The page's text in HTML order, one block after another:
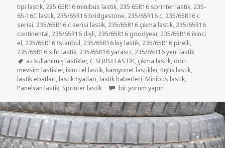
tipi lastik, 235 65R16 minibüs lastik, 235 65R16 sprinter lastik, 235-
65-16C lastik, 235/65R16 bridgestone, 235/65R16 c, 235/65R16 c
serisi, 235/65R16 c serisi lastik, 235/65R16 çıkma lastik, 235/65R16
continental, 235/65R16 dişli, 235/65R16 goodyear, 235/65R16 ikinci
el, 235/65R16 İstanbul, 235/65R16 kış lastik, 235/65R16 pirelli,
235/65R16 sıfır lastik, 235/65R16 yarasız, 235/65R16 yeni lastik
Etiketler
az kullanılmış lastikler, C SERİSİ LASTİK, çıkma lastik, dört
mevsim lastikler, ikinci el lastik, kamyonet lastikler, Kışlık lastik,
lastik ebatları, lastik fiyatları, lastik haberleri, Minibüs lastik,
Panelvan lastik, Sprinter lastik 235/65R16 KIŞLIK KAR TİPİ İKİNCİ EL
bir yorum yapın